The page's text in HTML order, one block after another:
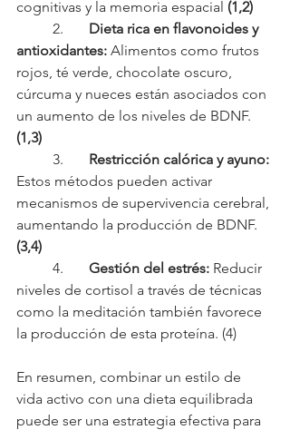
cognitivas y la memoria espacial (1,2)
Dieta rica en flavonoides y
antioxidantes: Alimentos como frutos
rojos, té verde, chocolate oscuro,
cúrcuma y nueces están asociados con
un aumento de los niveles de BDNF.
(1,3)
Restricción calórica y ayuno:
Estos métodos pueden activar
mecanismos de supervivencia cerebral,
aumentando la producción de BDNF.
(3,4)
Gestión del estrés: Reducir
niveles de cortisol a través de técnicas
como la meditación también favorece
la producción de esta proteína. (4)
En resumen, combinar un estilo de
vida activo con una dieta equilibrada
puede ser una estrategia efectiva para